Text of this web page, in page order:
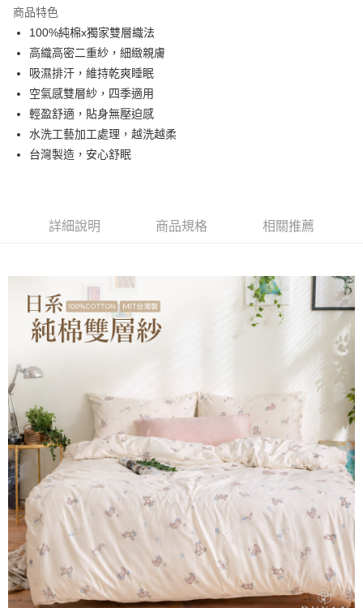
合作金庫商業銀行
華南商業銀行
上海商業儲蓄銀行
國泰世華商業銀行
臺灣中小企業銀行
匯豐（台灣）商業銀行
聯邦商業銀行
元大商業銀行
玉山商業銀行
超商取貨付款
LINE Pay
Apple Pay
悠遊付
相關說明
流程，驗證手機門號後，選擇欲分期的期數、繳款截止日，確認付款後即完
成交易。
3.實際核准額度、可分期數及費用金額請依後續交易確認頁面所載為準。
4.訂單成立30分鐘內，如未前往確認交易或遇審核未通過，訂單將自動取
消。如遇「轉專審核」未通過狀況，表示未達大哥付你分期系統評分，恕無
【繳款方式說明】
1.分期款項不併入電信帳單，「大哥付你分期」於每月結算日後寄送繳費提
醒簡訊。
2.透過簡訊連結打開帳單後，可選擇「超商條碼／台灣大直營門市／銀行轉
帳／街口支付／iPASS MONEY」等通路繳費。
【注意事項】
1.本服務係由「台灣大哥大股份有限公司」（以下簡稱本公司）所提供，讓
用戶於交易時，得透過本服務購買商品或服務，並由商店將買賣／分期付款
買賣價金債權讓與本公司後，依約使用本公司帳單繳交帳款。
2.基於同意付款使用「大哥付你分期」之契約關係目的，商店將以您的個人
資料（包含姓名、電話或地址）提供予台灣大哥大進項蒐集、處理及利用，
由本公司與您本人進行分期帳單所需資料之確認、核對及更正。
3.完整用戶服務條款，請詳閱以下連結：
https://oppay.tw/userRule
相關說明
【關於「AFTEE先享後付」】
AFTEE先享後付是「在收到商品之後才付款」的支付方式。 讓您購物簡單
便利好安心！
１．簡單：不需註冊會員、不需綁卡、不需儲值。
３．安心：先確認商品／服務後，再付款。
【「AFTEE先享後付」結帳流程】
１．於結帳方式選擇「AFTEE先享後付」後，將跳轉至「AFTEE先享後付」
結帳頁面，進行簡訊認證並確認金額後，即可完成結帳。
２．訂單成立數日內，您將收到繳費通知簡訊。
３．收到繳費通知簡訊後14天內，點擊此簡訊中的連結，可透過四大超商／
ATM／網路銀行／等多元方式進行付款，方視為交易完成。
※ 請注意：結帳手續完成當下不需立刻繳費，但若您需要取消訂單，請聯絡
購買商品的店家。未經商家同意取消之訂單仍視為有效，需透過AFTEE先享
後付繳納相關費用。
※ 交易是否成功請以「AFTEE先享後付 」之結帳頁面顯示為準，若有關於
是否繳費成功／繳費後需取消欲退款等相關疑問，請聯繫「AFTEE先享後付
客戶支援中心」https://netprotections.freshdesk.com/support/home
【注意事項】
１．透過由恩沛科技股份有限公司提供之「AFTEE先享後付」服務完成之交
Hami Point
相關說明
「Hami Point」為中華電信所提供之點數服務，可於會員專區綁定中華電信
會員帳號後，即可在購物車使用 Hami Point 折抵消費金額 (1點等於1元)。
全家取貨付款
每筆NT$60，滿NT$999(含以上)免運費
付款後全家取貨
每筆NT$60，滿NT$999(含以上)免運費
7-11取貨付款
每筆NT$60，滿NT$999(含以上)免運費
付款後7-11取貨
每筆NT$60，滿NT$999(含以上)免運費
商品特色
100%純棉x獨家雙層織法
高織高密二重紗，細緻親膚
吸濕排汗，維持乾爽睡眠
空氣感雙層紗，四季適用
輕盈舒適，貼身無壓迫感
水洗工藝加工處理，越洗越柔
台灣製造，安心舒眠
詳細說明 商品規格 相關推薦